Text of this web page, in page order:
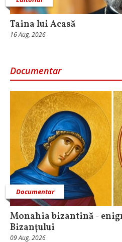
Taina lui Acasă
16 Aug, 2026
Documentar
Documentar
Monahia bizantină -
Bizanțului
09 Aug, 2026